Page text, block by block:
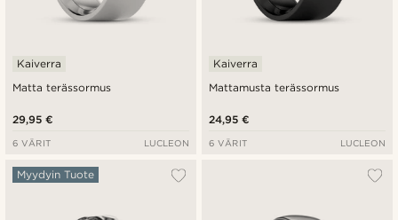
Matta terässormus
Kaiverra
29,95 €
6 VÄRIT LUCLEON
Mattamusta terässormus
Kaiverra
24,95 €
6 VÄRIT LUCLEON
Myydyin Tuote